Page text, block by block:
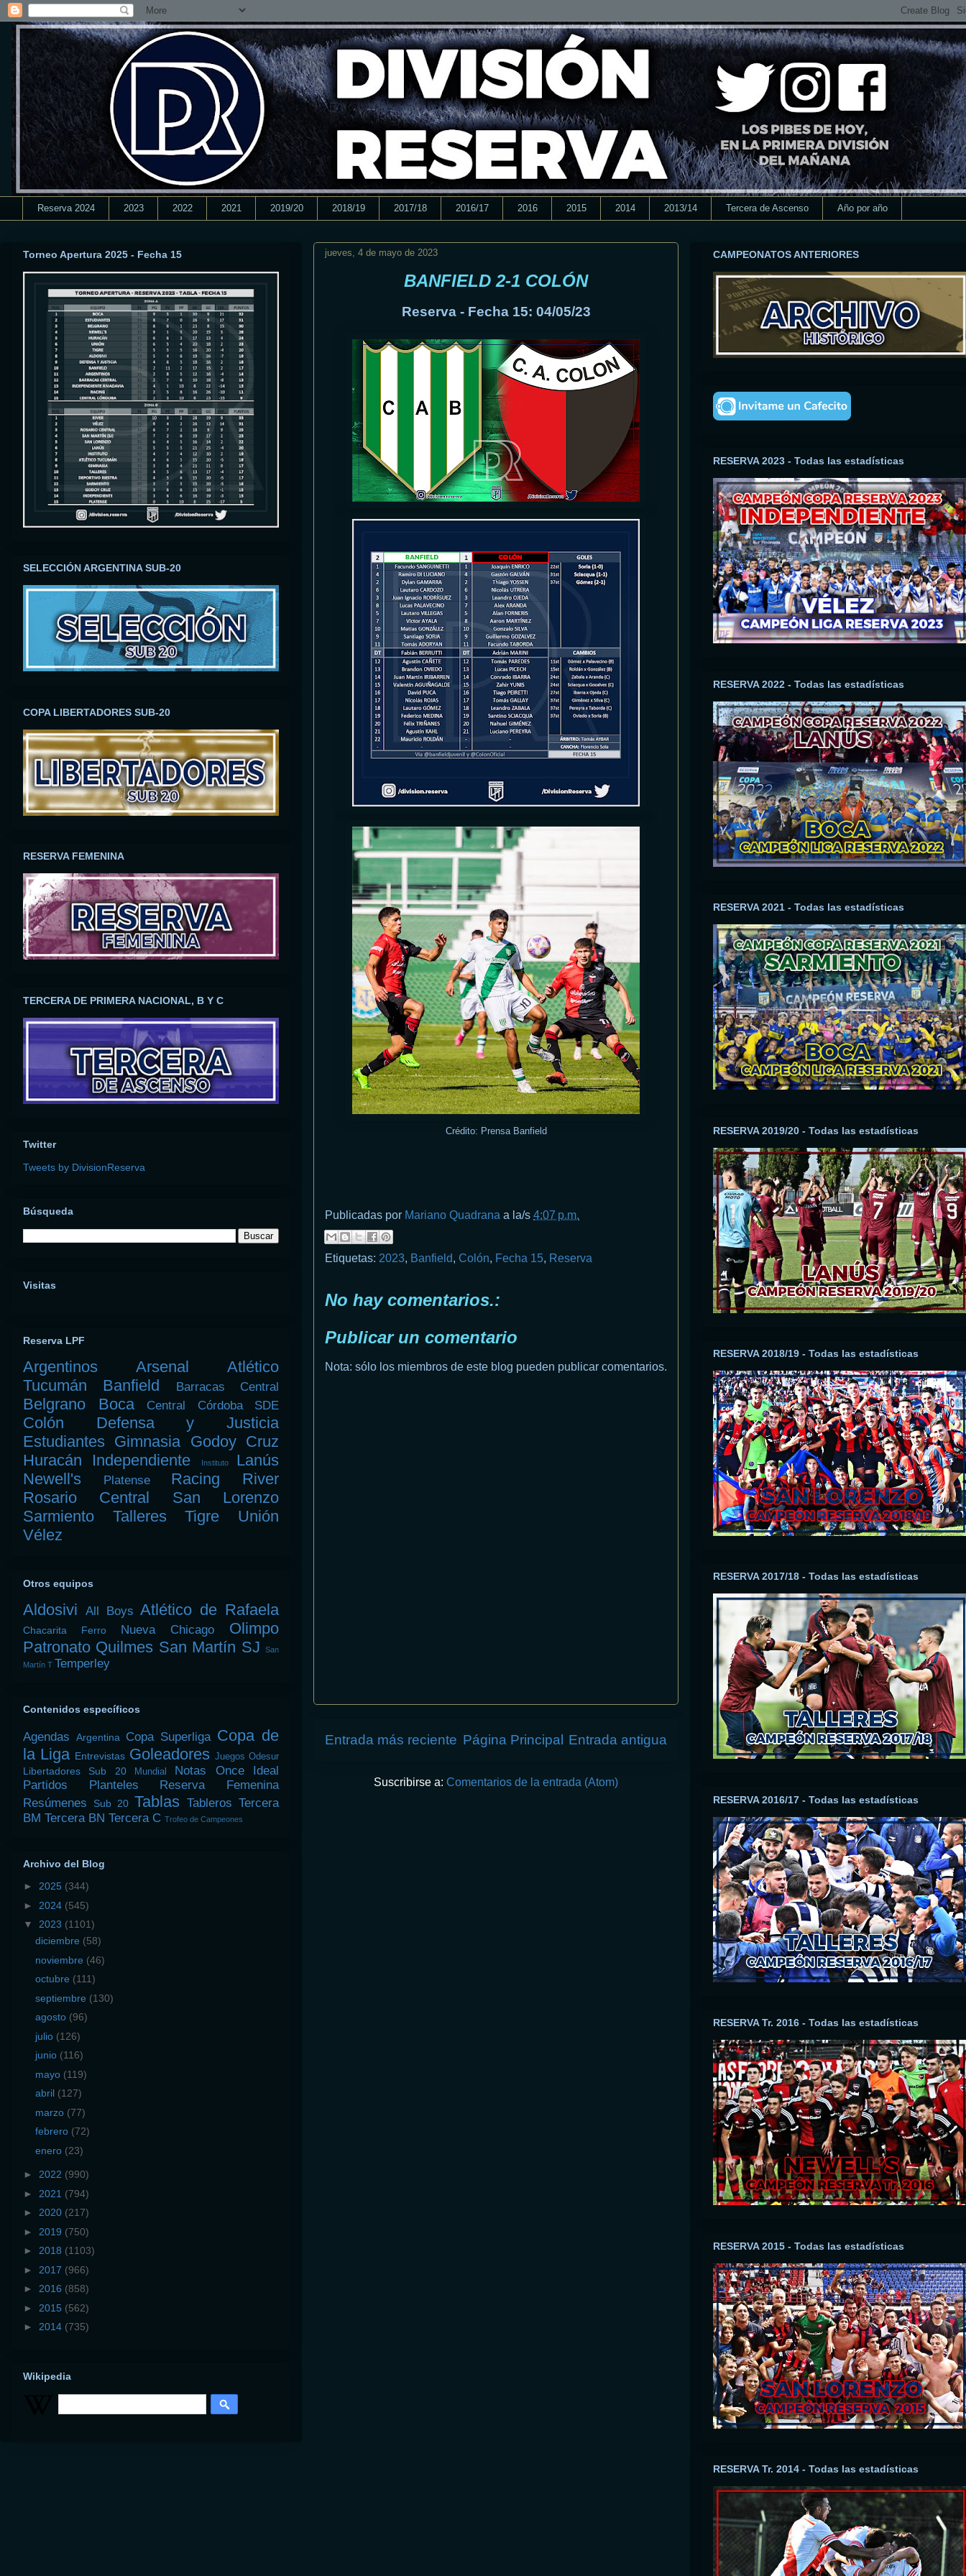
Reserva 2024 2023 2022 2021 2019/20 2018/19 2017/18 2016/17 2016 2015 2014 2013/14 Tercera de Ascenso Año por año
jueves, 4 de mayo de 2023
BANFIELD 2-1 COLÓN
Reserva - Fecha 15: 04/05/23
Crédito: Prensa Banfield
Publicadas por Mariano Quadrana a la/s 4:07 p.m.
Etiquetas: 2023, Banfield, Colón, Fecha 15, Reserva
No hay comentarios.:
Publicar un comentario
Nota: sólo los miembros de este blog pueden publicar comentarios.
Entrada más reciente Entrada antigua
Página Principal
Suscribirse a: Comentarios de la entrada (Atom)
Torneo Apertura 2025 - Fecha 15
SELECCIÓN ARGENTINA SUB-20
COPA LIBERTADORES SUB-20
RESERVA FEMENINA
TERCERA DE PRIMERA NACIONAL, B Y C
Twitter
Tweets by DivisionReserva
Búsqueda
Visitas
Reserva LPF
Argentinos Arsenal
Atlético
Tucumán
Banfield Barracas Central
Belgrano Boca Central Córdoba SDE
Colón
Defensa y Justicia
Estudiantes Gimnasia Godoy Cruz
Huracán
Independiente Instituto
Lanús
Newell's
Platense Racing
River
Rosario Central
San Lorenzo
Sarmiento
Talleres Tigre
Unión
Vélez
Otros equipos
Aldosivi All Boys Atlético de Rafaela
Chacarita Ferro Nueva Chicago
Olimpo
Patronato Quilmes San Martín SJ
San
Martín T Temperley
Contenidos específicos
Agendas Argentina Copa Superliga Copa de
la Liga Entrevistas Goleadores Juegos Odesur
Libertadores Sub 20 Mundial Notas
Once Ideal
Partidos
Planteles
Reserva Femenina
Resúmenes
Sub 20 Tablas Tableros Tercera
BM Tercera BN Tercera C Trofeo de Campeones
Archivo del Blog
► 2025 (344)
► 2024 (545)
▼ 2023 (1101)
diciembre (58)
noviembre (46)
octubre (111)
septiembre (130)
agosto (96)
julio (126)
junio (116)
mayo (119)
abril (127)
marzo (77)
febrero (72)
enero (23)
► 2022 (990)
► 2021 (794)
► 2020 (217)
► 2019 (750)
► 2018 (1103)
► 2017 (966)
► 2016 (858)
► 2015 (562)
► 2014 (735)
Wikipedia
CAMPEONATOS ANTERIORES
RESERVA 2023 - Todas las estadísticas
RESERVA 2022 - Todas las estadísticas
RESERVA 2021 - Todas las estadísticas
RESERVA 2019/20 - Todas las estadísticas
RESERVA 2018/19 - Todas las estadísticas
RESERVA 2017/18 - Todas las estadísticas
RESERVA 2016/17 - Todas las estadísticas
RESERVA Tr. 2016 - Todas las estadísticas
RESERVA 2015 - Todas las estadísticas
RESERVA Tr. 2014 - Todas las estadísticas